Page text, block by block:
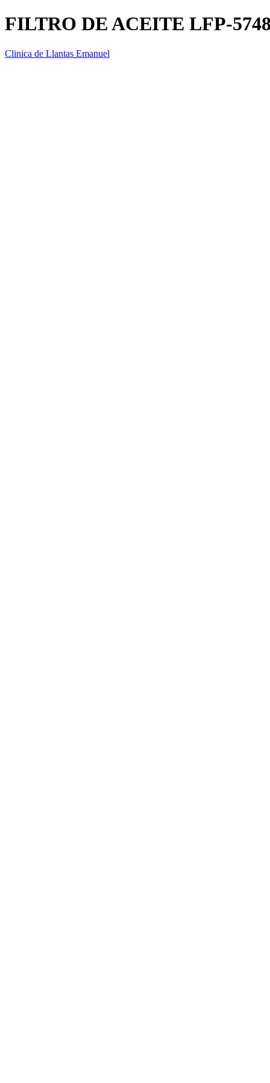
FILTRO DE ACEITE LFP-
Clinica de Llantas Emanuel